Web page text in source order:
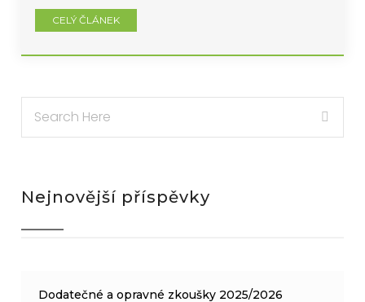
CELÝ ČLÁNEK
Nejnovější příspěvky
Dodatečné a opravné zkoušky 2025/2026